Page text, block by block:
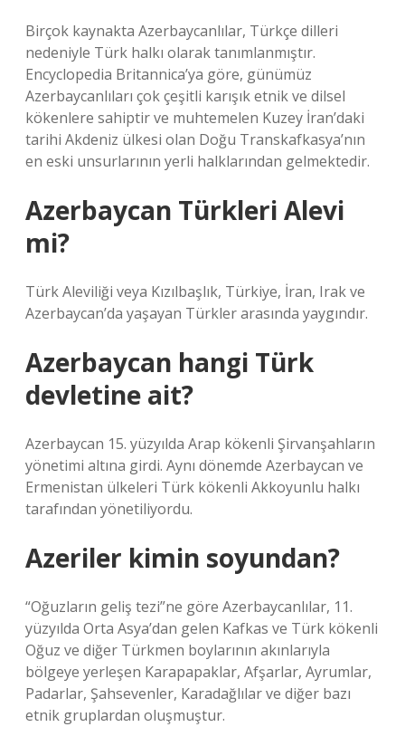
Birçok kaynakta Azerbaycanlılar, Türkçe dilleri
nedeniyle Türk halkı olarak tanımlanmıştır.
Encyclopedia Britannica’ya göre, günümüz
Azerbaycanlıları çok çeşitli karışık etnik ve dilsel
kökenlere sahiptir ve muhtemelen Kuzey İran’daki
tarihi Akdeniz ülkesi olan Doğu Transkafkasya’nın
en eski unsurlarının yerli halklarından gelmektedir.
Azerbaycan Türkleri Alevi
mi?
Türk Aleviliği veya Kızılbaşlık, Türkiye, İran, Irak ve
Azerbaycan’da yaşayan Türkler arasında yaygındır.
Azerbaycan hangi Türk
devletine ait?
Azerbaycan 15. yüzyılda Arap kökenli Şirvanşahların
yönetimi altına girdi. Aynı dönemde Azerbaycan ve
Ermenistan ülkeleri Türk kökenli Akkoyunlu halkı
tarafından yönetiliyordu.
Azeriler kimin soyundan?
“Oğuzların geliş tezi”ne göre Azerbaycanlılar, 11.
yüzyılda Orta Asya’dan gelen Kafkas ve Türk kökenli
Oğuz ve diğer Türkmen boylarının akınlarıyla
bölgeye yerleşen Karapapaklar, Afşarlar, Ayrumlar,
Padarlar, Şahsevenler, Karadağlılar ve diğer bazı
etnik gruplardan oluşmuştur.